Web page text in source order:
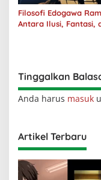
Filosofi Edogawa
Antara Ilusi, Fantasi,
Tinggalkan
Anda harus masuk
Artikel Terbaru